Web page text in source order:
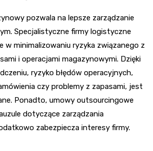
pozwala na lepsze zarządzanie
Specjalistyczne firmy logistyczne
w minimalizowaniu ryzyka związanego z
i operacjami magazynowymi. Dzięki
ryzyko błędów operacyjnych,
czy problemy z zapasami, jest
Ponadto, umowy outsourcingowe
dotyczące zarządzania
zabezpiecza interesy firmy.